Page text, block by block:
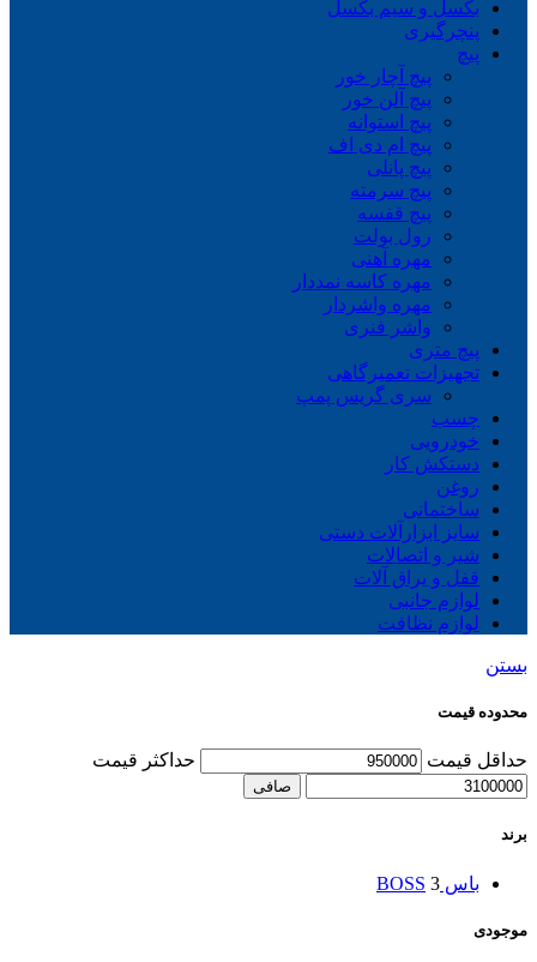
بکسل و سیم بکسل
پنچرگیری
پیچ
پیچ آچار خور
پیچ آلن خور
پیچ استوانه
پیچ ام دی اف
پیچ پانلی
پیچ سرمته
پیچ قفسه
رول بولت
مهره آهنی
مهره کاسه نمددار
مهره واشردار
واشر فنری
پیچ متری
تجهیزات تعمیرگاهی
سری گریس پمپ
چسب
خودرویی
دستکش کار
روغن
ساختمانی
سایز ابزارآلات دستی
شیر و اتصالات
قفل و یراق آلات
لوازم جانبی
لوازم نظافت
بستن
محدوده قیمت
حداقل قیمت حداكثر قيمت
صافی
برند
باس BOSS 3
موجودی